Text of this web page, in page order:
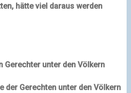
hätte viel daraus werden
Gerechter unter den Völkern
der Gerechten unter den Völkern